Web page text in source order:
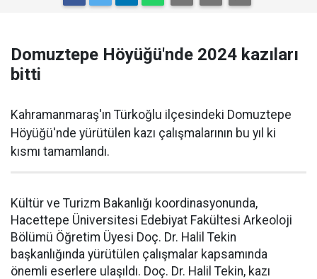
Domuztepe Höyüğü'nde 2024 kazıları
bitti
Kahramanmaraş'ın Türkoğlu ilçesindeki Domuztepe
Höyüğü'nde yürütülen kazı çalışmalarının bu yıl ki
kısmı tamamlandı.
Kültür ve Turizm Bakanlığı koordinasyonunda,
Hacettepe Üniversitesi Edebiyat Fakültesi Arkeoloji
Bölümü Öğretim Üyesi Doç. Dr. Halil Tekin
başkanlığında yürütülen çalışmalar kapsamında
önemli eserlere ulaşıldı. Doç. Dr. Halil Tekin, kazı